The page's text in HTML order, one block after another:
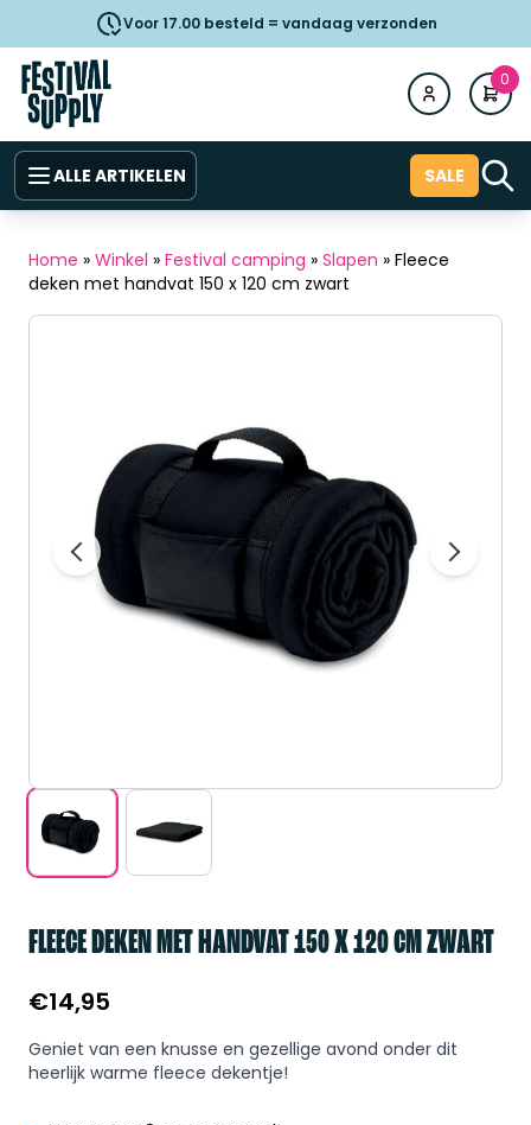
Voor 17.00 besteld = vandaag verzonden
0
ALLE ARTIKELEN SALE
Home » Winkel » Festival camping » Slapen » Fleece
deken met handvat 150 x 120 cm zwart
FLEECE DEKEN MET HANDVAT 150 X 120 CM ZWART
€14,95
Geniet van een knusse en gezellige avond onder dit
heerlijk warme fleece dekentje!